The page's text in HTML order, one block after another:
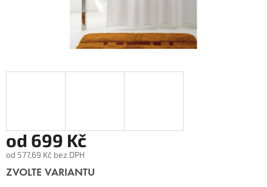
od 699 Kč
od 577,69 Kč bez DPH
Měrná
ZVOLTE VARIANTU